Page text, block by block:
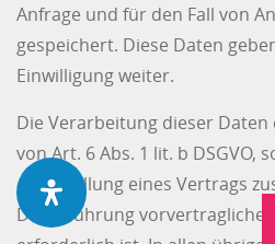
Anfrage und für den Fall von
gespeichert. Diese Daten
Einwilligung weiter.
Die Verarbeitung dieser
von Art. 6 Abs. 1 lit. b DSGVO,
der Erfüllung eines Vertrags
Durchführung